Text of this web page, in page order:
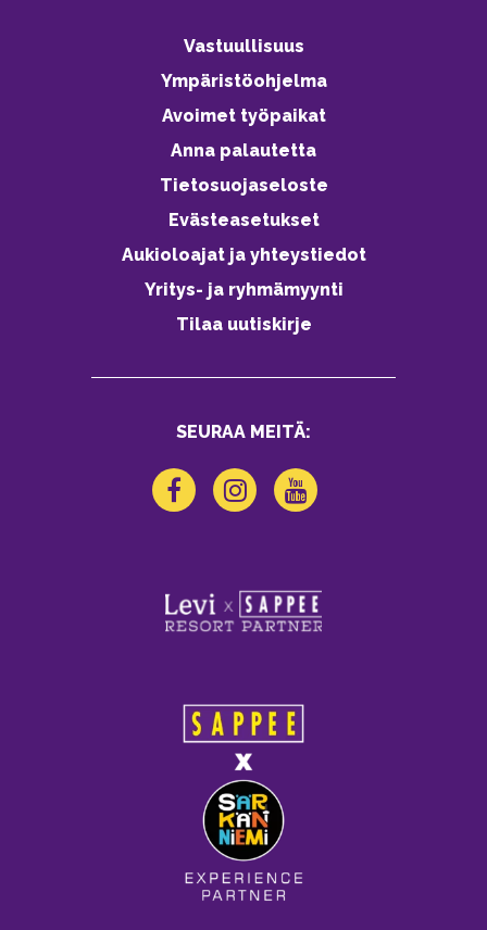
Vastuullisuus
Ympäristöohjelma
Avoimet työpaikat
Anna palautetta
Tietosuojaseloste
Evästeasetukset
Aukioloajat ja yhteystiedot
Yritys- ja ryhmämyynti
Tilaa uutiskirje
SEURAA MEITÄ: